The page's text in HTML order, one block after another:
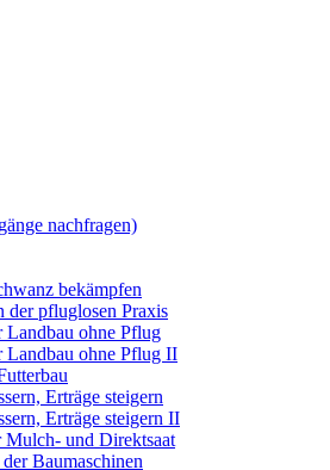
nachfragen)
bekämpfen
der pfluglosen Praxis
Landbau ohne Pflug
Landbau ohne Pflug II
Erträge steigern
Erträge steigern II
Mulch- und Direktsaat
Baumaschinen